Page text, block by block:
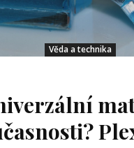
Věda a technika